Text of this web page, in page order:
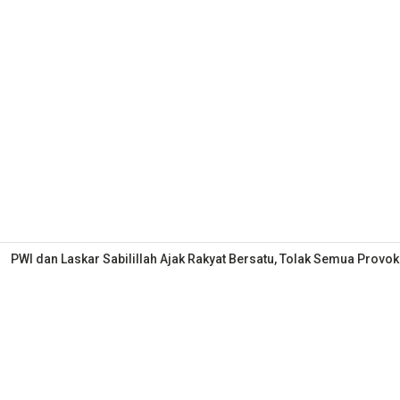
PWI dan Laskar Sabilillah Ajak Rakyat Bersatu, Tolak Semua